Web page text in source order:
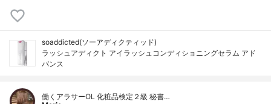
soaddicted(ソーアディクティッド)
ラッシュアディクト アイラッシュコンディショニングセラム アド
バンス
働くアラサーOL 化粧品検定２級 秘書…